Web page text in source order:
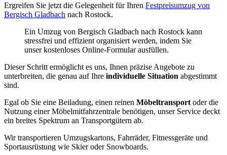
Ergreifen Sie jetzt die Gelegenheit für Ihren Festpreisumzug von
Bergisch Gladbach nach Rostock.
Ein Umzug von Bergisch Gladbach nach Rostock kann
stressfrei und effizient organisiert werden, indem Sie
unser kostenloses Online-Formular ausfüllen.
Dieser Schritt ermöglicht es uns, Ihnen präzise Angebote zu
unterbreiten, die genau auf Ihre individuelle Situation abgestimmt
sind.
Egal ob Sie eine Beiladung, einen reinen Möbeltransport oder die
Nutzung einer Möbelmitfahrzentrale benötigen, unser Service deckt
ein breites Spektrum an Transportgütern ab.
Wir transportieren Umzugskartons, Fahrräder, Fitnessgeräte und
Sportausrüstung wie Skier oder Snowboards.